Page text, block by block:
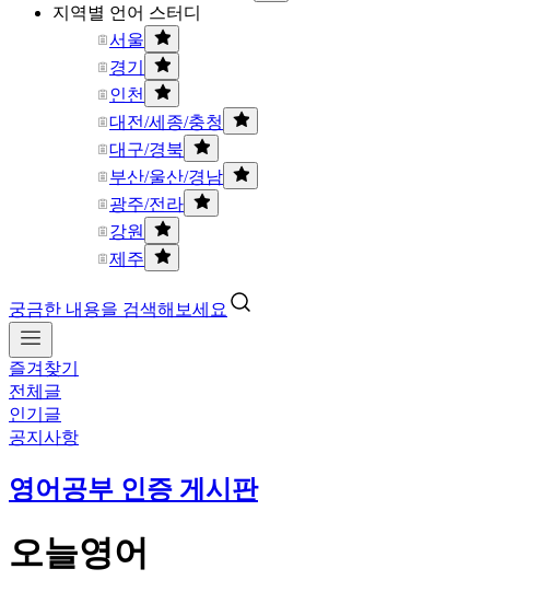
지역별 언어 스터디
서울
경기
인천
대전/세종/충청
대구/경북
부산/울산/경남
광주/전라
강원
제주
궁금한 내용을 검색해보세요
즐겨찾기
전체글
인기글
공지사항
영어공부 인증 게시판
오늘영어